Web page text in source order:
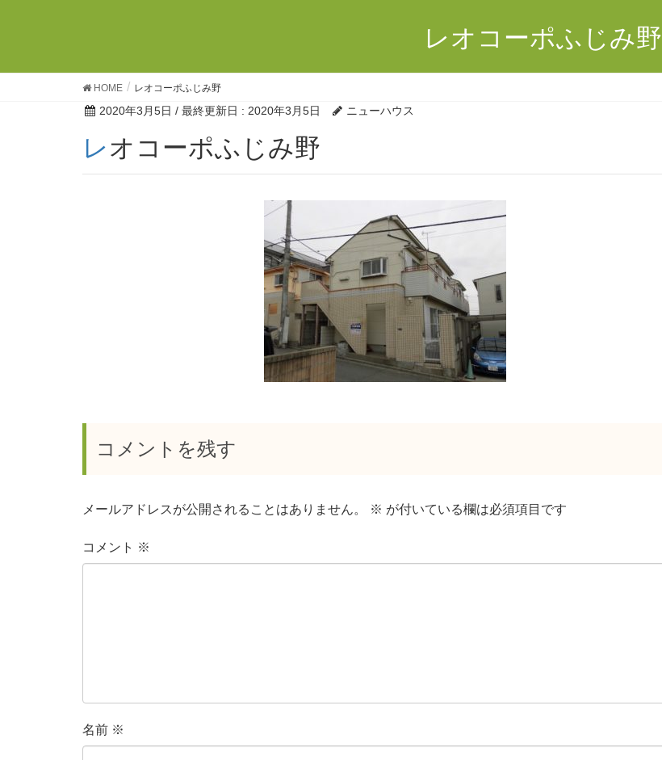
レオコーポふじみ野
HOME レオコーポふじみ野
2020年3月5日 / 最終更新日 : 2020年3月5日 ニューハウス
レオコーポふじみ野
コメントを残す
メールアドレスが公開されることはありません。 ※ が付いている欄は必須項目です
コメント ※
名前 ※